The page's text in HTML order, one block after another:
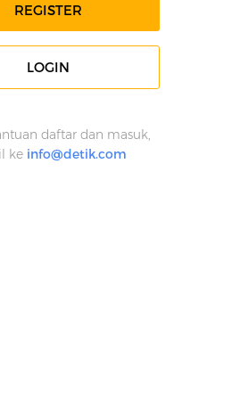
REGISTER
LOGIN
daftar dan masuk,
ke info@detik.com